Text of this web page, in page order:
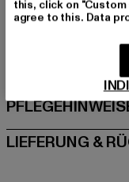
DE
GRÖSSE
LIEFERUNG &
this, click on
agree to this. Data